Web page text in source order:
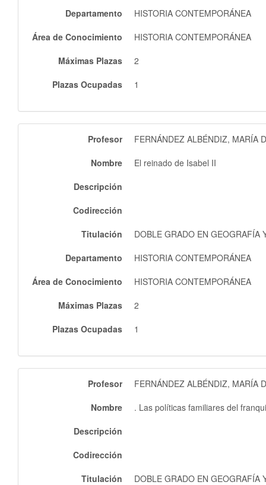
Departamento
HISTORIA CONTEMPORÁNEA
Área de Conocimiento
HISTORIA CONTEMPORÁNEA
Máximas Plazas
2
Plazas Ocupadas
1
Profesor
FERNÁNDEZ ALBÉNDIZ, MARÍA
Nombre
El reinado de Isabel II
Descripción
Codirección
Titulación
DOBLE GRADO EN GEOGRAFÍA
Departamento
HISTORIA CONTEMPORÁNEA
Área de Conocimiento
HISTORIA CONTEMPORÁNEA
Máximas Plazas
2
Plazas Ocupadas
1
Profesor
FERNÁNDEZ ALBÉNDIZ, MARÍA
Nombre
. Las políticas familiares del
Descripción
Codirección
Titulación
DOBLE GRADO EN GEOGRAFÍA